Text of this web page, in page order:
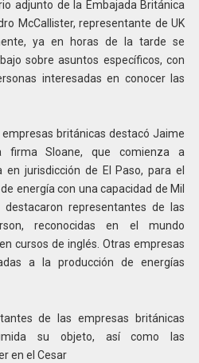
adjunto de la Embajada Británica
McCallister, representante de UK
ya en horas de la tarde se
sobre asuntos específicos, con
interesadas en conocer las
británicas destacó Jaime
firma Sloane, que comienza a
jurisdicción de El Paso, para el
energía con una capacidad de Mil
representantes de las
reconocidas en el mundo
cursos de inglés. Otras empresas
a la producción de energías
de las empresas británicas
su objeto, así como las
en el Cesar